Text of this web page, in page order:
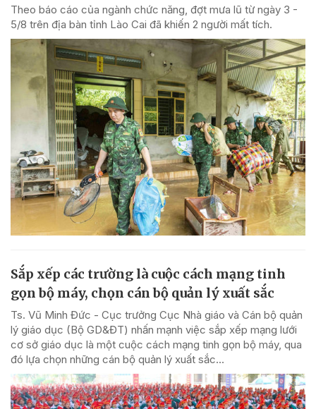
Theo báo cáo của ngành chức năng, đợt mưa lũ từ ngày 3 -
5/8 trên địa bàn tỉnh Lào Cai đã khiến 2 người mất tích.
Sắp xếp các trường là cuộc cách mạng tinh
gọn bộ máy, chọn cán bộ quản lý xuất sắc
Ts. Vũ Minh Đức - Cục trưởng Cục Nhà giáo và Cán bộ quản
lý giáo dục (Bộ GD&ĐT) nhấn mạnh việc sắp xếp mạng lưới
cơ sở giáo dục là một cuộc cách mạng tinh gọn bộ máy, qua
đó lựa chọn những cán bộ quản lý xuất sắc...